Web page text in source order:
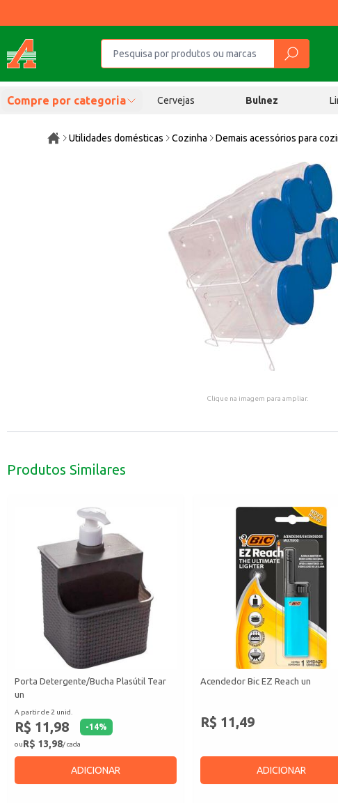
Compre por categoria Cervejas Bulnez
Utilidades domésticas Cozinha Demais acessórios para
Clique na imagem para ampliar.
Produtos Similares
Porta Detergente/Bucha Plasútil Tear
un
A partir de 2 unid.
R$ 11,98 -14%
ouR$ 13,98/ cada
ADICIONAR
Acendedor Bic EZ Reach un
R$ 11,49
ADICIONAR